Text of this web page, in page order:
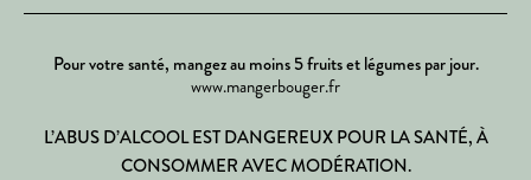
Pour votre santé, mangez au moins 5 fruits et légumes par jour.
www.mangerbouger.fr
L’ABUS D’ALCOOL EST DANGEREUX POUR LA SANTÉ, À
CONSOMMER AVEC MODÉRATION.